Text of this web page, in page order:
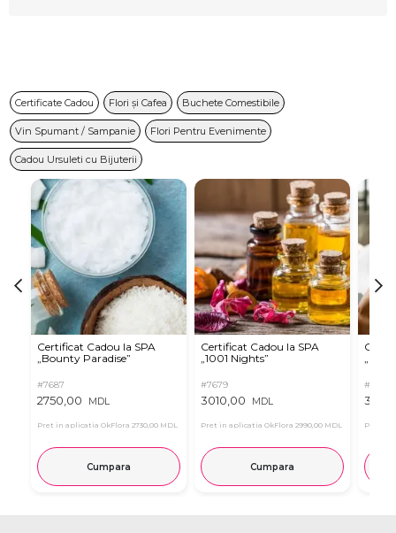
Certificate Cadou Flori și Cafea Buchete Comestibile
Vin Spumant / Sampanie Flori Pentru Evenimente
Cadou Ursuleti cu Bijuterii
Certificat Cadou la SPA
„Bounty Paradise”
#7687
2750,00 MDL
Pret in aplicatia OkFlora 2730,00 MDL
Cumpara
Certificat Cadou la SPA
„1001 Nights”
#7679
3010,00 MDL
Pret in aplicatia OkFlora 2990,00 MDL
Cumpara
„Real
#7683
Pret in